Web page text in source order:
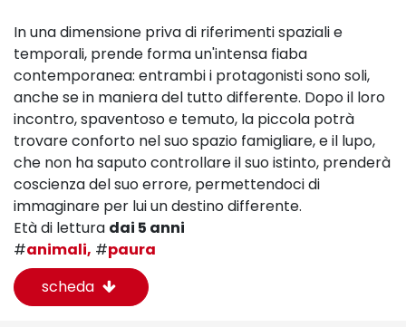
In una dimensione priva di riferimenti spaziali e
temporali, prende forma un'intensa fiaba
contemporanea: entrambi i protagonisti sono soli,
anche se in maniera del tutto differente. Dopo il loro
incontro, spaventoso e temuto, la piccola potrà
trovare conforto nel suo spazio famigliare, e il lupo,
che non ha saputo controllare il suo istinto, prenderà
coscienza del suo errore, permettendoci di
immaginare per lui un destino differente.
Età di lettura dai 5 anni
#animali, #paura
scheda